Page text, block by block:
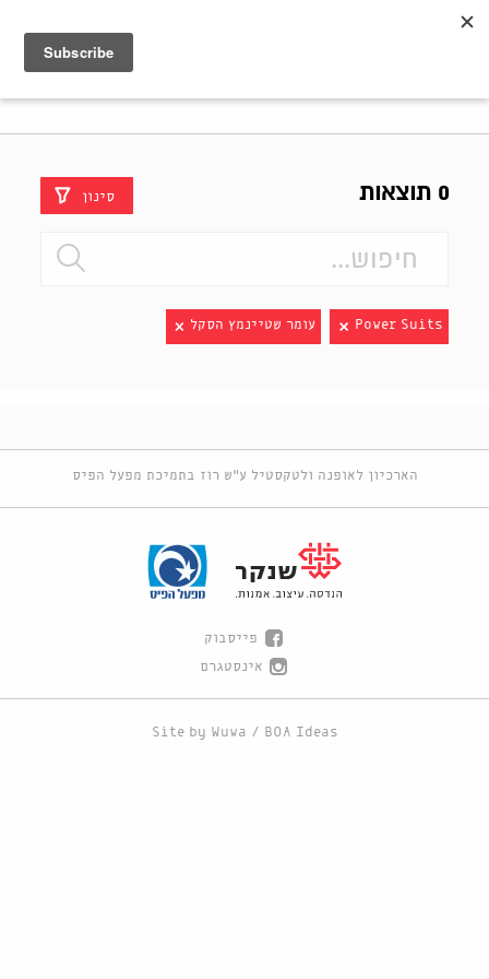
0 תוצאות סינון
Power Suits עומר שטיינמץ הסקל
הארכיון לאופנה ולטקסטיל ע"ש רוז בתמיכת מפעל הפיס
פייסבוק
אינסטגרם
Site by Wuwa / BOA Ideas